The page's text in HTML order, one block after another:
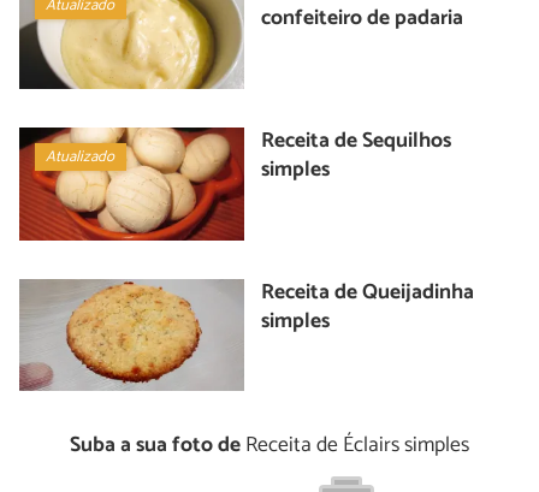
Atualizado
confeiteiro de padaria
Atualizado
Receita de Sequilhos
simples
Receita de Queijadinha
simples
Suba a sua foto deReceita de Éclairs simples